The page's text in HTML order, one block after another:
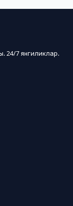
24/7 янгиликлар.